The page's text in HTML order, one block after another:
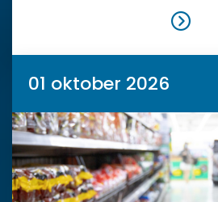
01 oktober 2026